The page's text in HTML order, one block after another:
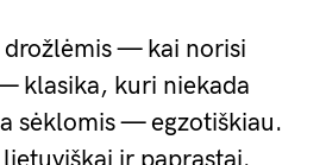
drožlėmis — kai norisi
klasika, kuri niekada
sėklomis — egzotiškiau.